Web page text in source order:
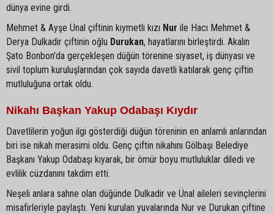
dünya evine girdi.
Mehmet & Ayşe Ünal çiftinin kıymetli kızı Nur ile Hacı Mehmet &
Derya Dulkadir çiftinin oğlu Durukan, hayatlarını birleştirdi. Akalın
Şato Bonbon'da gerçekleşen düğün törenine siyaset, iş dünyası ve
sivil toplum kuruluşlarından çok sayıda davetli katılarak genç çiftin
mutluluğuna ortak oldu.
Nikahı Başkan Yakup Odabaşı Kıydır
Davetlilerin yoğun ilgi gösterdiği düğün töreninin en anlamlı anlarından
biri ise nikah merasimi oldu. Genç çiftin nikahını Gölbaşı Belediye
Başkanı Yakup Odabaşı kıyarak, bir ömür boyu mutluluklar diledi ve
evlilik cüzdanını takdim etti.
Neşeli anlara sahne olan düğünde Dulkadir ve Ünal aileleri sevinçlerini
misafirleriyle paylaştı. Yeni kurulan yuvalarında Nur ve Durukan çiftine